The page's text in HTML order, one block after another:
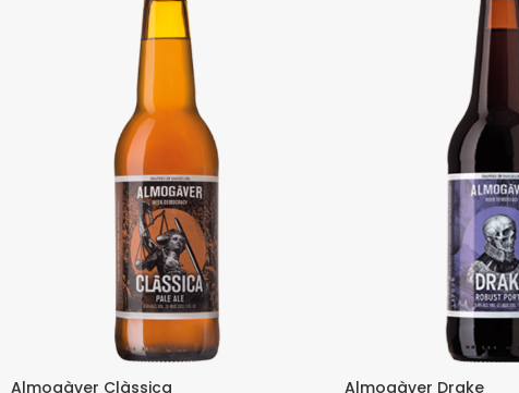
Almogàver Clàssica Almogàver Drake